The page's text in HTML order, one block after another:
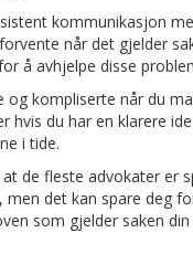
kommunikasjon
når det gjelder
å avhjelpe disse
kompliserte når du
hvis du har en klarere
i tide.
de fleste advokater er
det kan spare deg
som gjelder saken